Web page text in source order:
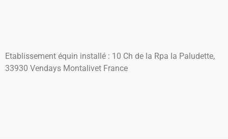
Etablissement équin installé : 10 Ch de la Rpa la Paludette,
33930 Vendays Montalivet France